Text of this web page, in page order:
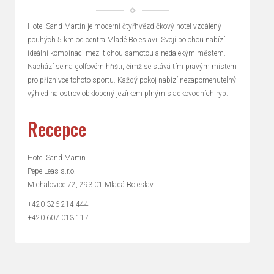
Hotel Sand Martin je moderní čtyřhvězdičkový hotel vzdálený
pouhých 5 km od centra Mladé Boleslavi. Svojí polohou nabízí
ideální kombinaci mezi tichou samotou a nedalekým městem.
Nachází se na golfovém hřišti, čímž se stává tím pravým místem
pro příznivce tohoto sportu. Každý pokoj nabízí nezapomenutelný
výhled na ostrov obklopený jezírkem plným sladkovodních ryb.
Recepce
Hotel Sand Martin
Pepe Leas s.r.o.
Michalovice 72, 293 01 Mladá Boleslav
+420 326 214 444
+420 607 013 117